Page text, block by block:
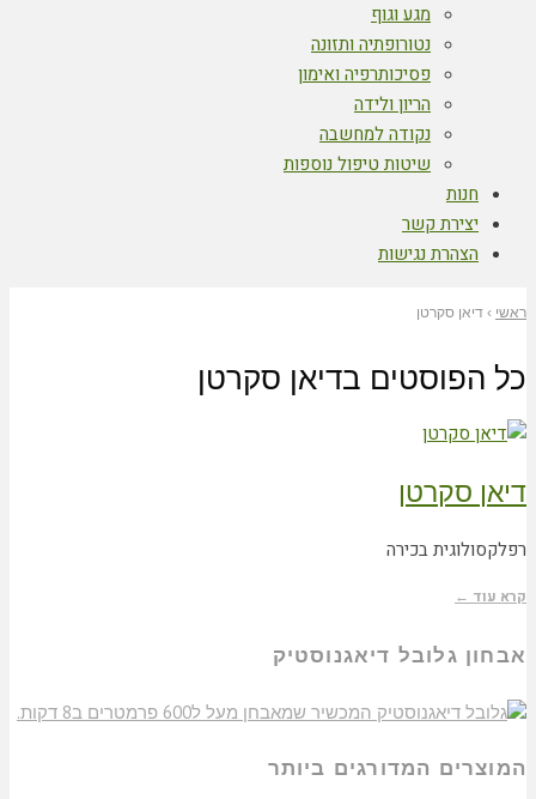
מגע וגוף
נטורופתיה ותזונה
פסיכותרפיה ואימון
הריון ולידה
נקודה למחשבה
שיטות טיפול נוספות
חנות
יצירת קשר
הצהרת נגישות
ראשי › דיאן סקרטן
כל הפוסטים בדיאן סקרטן
דיאן סקרטן
רפלקסולוגית בכירה
קרא עוד ←
אבחון גלובל דיאגנוסטיק
המוצרים המדורגים ביותר